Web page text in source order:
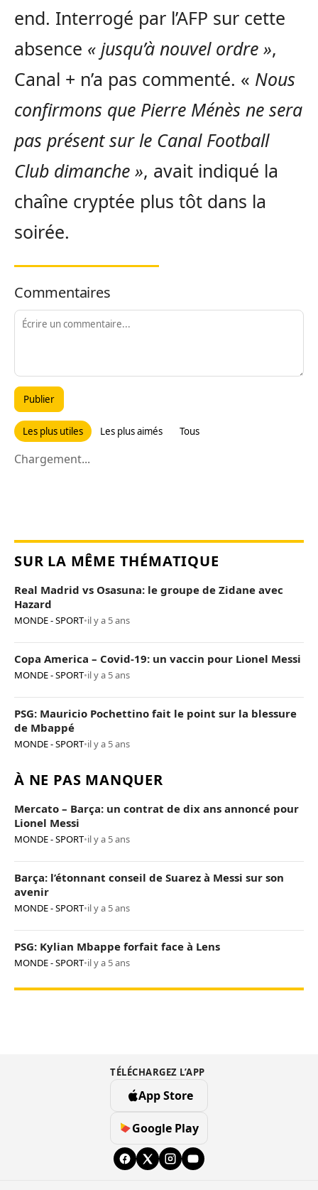
end. Interrogé par l’AFP sur cette
absence « jusqu’à nouvel ordre »,
Canal + n’a pas commenté. « Nous
confirmons que Pierre Ménès ne sera
pas présent sur le Canal Football
Club dimanche », avait indiqué la
chaîne cryptée plus tôt dans la
soirée.
Commentaires
Publier
Les plus utiles Les plus aimés Tous
Chargement...
SUR LA MÊME THÉMATIQUE
Real Madrid vs Osasuna: le groupe de Zidane avec
Hazard
MONDE - SPORT•il y a 5 ans
Copa America – Covid-19: un vaccin pour Lionel Messi
MONDE - SPORT•il y a 5 ans
PSG: Mauricio Pochettino fait le point sur la blessure
de Mbappé
MONDE - SPORT•il y a 5 ans
À NE PAS MANQUER
Mercato – Barça: un contrat de dix ans annoncé pour
Lionel Messi
MONDE - SPORT•il y a 5 ans
Barça: l’étonnant conseil de Suarez à Messi sur son
avenir
MONDE - SPORT•il y a 5 ans
PSG: Kylian Mbappe forfait face à Lens
MONDE - SPORT•il y a 5 ans
TÉLÉCHARGEZ L’APP
App Store
Google Play